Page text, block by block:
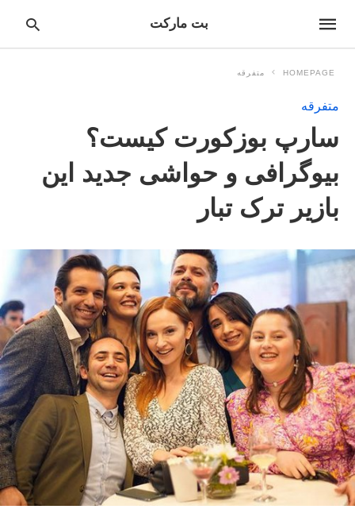
بت مارکت
HOMEPAGE متفرقه
متفرقه
سارپ بوزکورت کیست؟
بیوگرافی و حواشی جدید این
بازیر ترک تبار